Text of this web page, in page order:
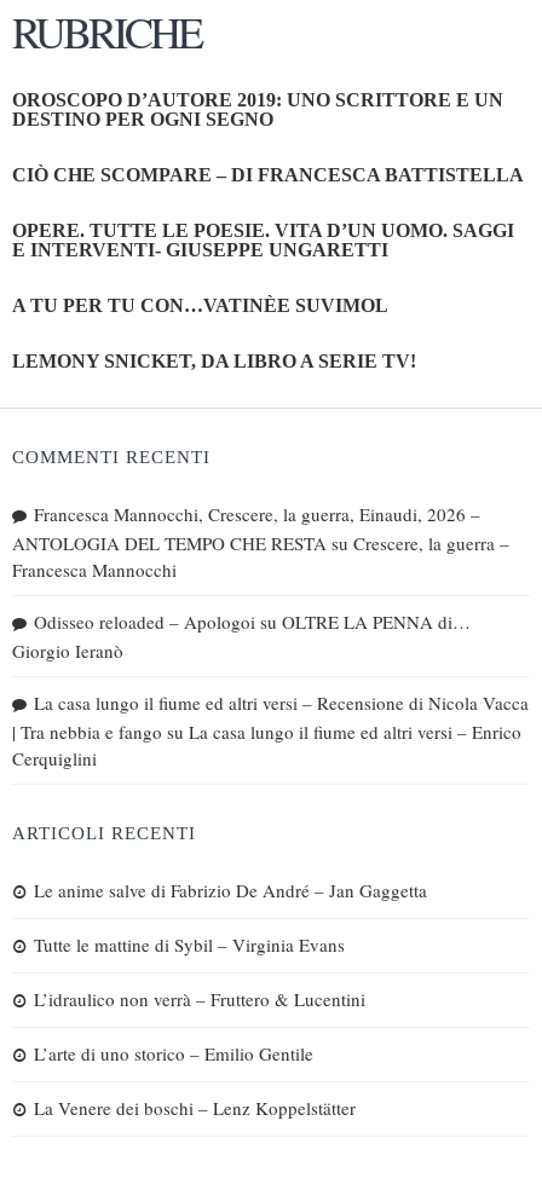
RUBRICHE
OROSCOPO D’AUTORE 2019: UNO SCRITTORE E UN
DESTINO PER OGNI SEGNO
CIÒ CHE SCOMPARE – DI FRANCESCA BATTISTELLA
OPERE. TUTTE LE POESIE. VITA D’UN UOMO. SAGGI
E INTERVENTI- GIUSEPPE UNGARETTI
A TU PER TU CON…VATINÈE SUVIMOL
LEMONY SNICKET, DA LIBRO A SERIE TV!
COMMENTI RECENTI
Francesca Mannocchi, Crescere, la guerra, Einaudi, 2026 –
ANTOLOGIA DEL TEMPO CHE RESTA su Crescere, la guerra –
Francesca Mannocchi
Odisseo reloaded – Apologoi su OLTRE LA PENNA di…
Giorgio Ieranò
La casa lungo il fiume ed altri versi – Recensione di Nicola Vacca
| Tra nebbia e fango su La casa lungo il fiume ed altri versi – Enrico
Cerquiglini
ARTICOLI RECENTI
Le anime salve di Fabrizio De André – Jan Gaggetta
Tutte le mattine di Sybil – Virginia Evans
L’idraulico non verrà – Fruttero & Lucentini
L’arte di uno storico – Emilio Gentile
La Venere dei boschi – Lenz Koppelstätter